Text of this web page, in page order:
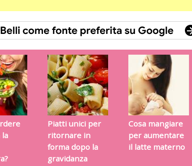
la
Piatti unici per
ritornare in
forma dopo la
gravidanza
Cosa mangiare
per aumentare
il latte materno